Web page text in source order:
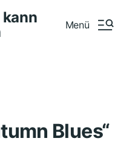
Menü
Blues“